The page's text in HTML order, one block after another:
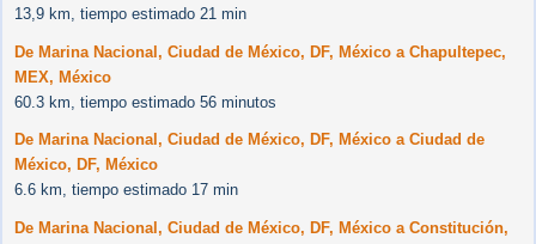
13,9 km, tiempo estimado 21 min
De Marina Nacional, Ciudad de México, DF, México a Chapultepec,
MEX, México
60.3 km, tiempo estimado 56 minutos
De Marina Nacional, Ciudad de México, DF, México a Ciudad de
México, DF, México
6.6 km, tiempo estimado 17 min
De Marina Nacional, Ciudad de México, DF, México a Constitución,